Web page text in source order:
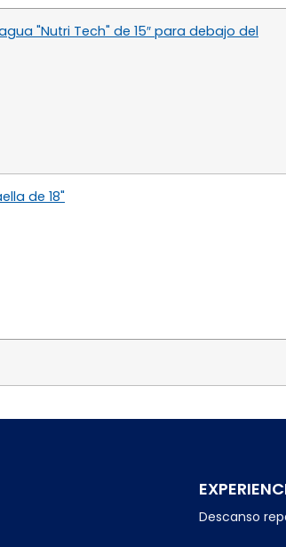
"Nutri Tech" de 15″ para debajo del
de 18"
Descanso